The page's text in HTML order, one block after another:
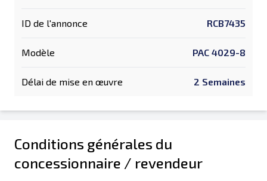
ID de l'annonce RCB7435
Modèle PAC 4029-8
Délai de mise en œuvre 2 Semaines
Conditions générales du
concessionnaire / revendeur